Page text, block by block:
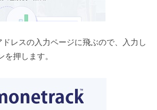
レスの入力ページに飛ぶので、入力し
を押します。